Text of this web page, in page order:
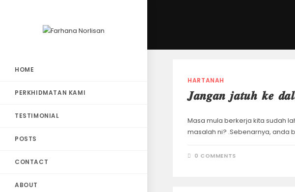
HOME
PERKHIDMATAN KAMI
TESTIMONIAL
POSTS
CONTACT
ABOUT
HARTANAH
𝑱𝒂𝒏𝒈𝒂𝒏 𝒋𝒂𝒕𝒖𝒉 𝒌𝒆
Masa mula berkerja kita sudah
masalah ni? .Sebenarnya, anda
0 COMMENTS